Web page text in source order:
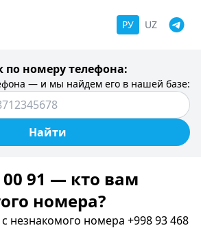
РУ UZ
по номеру телефона:
— и мы найдем его в нашей базе:
Найти
00 91 — кто вам
номера?
незнакомого номера +998 93 468